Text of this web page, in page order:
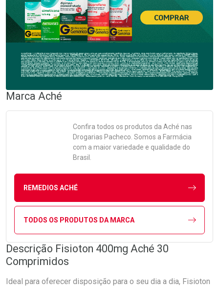
Marca Aché
Confira todos os produtos da Aché nas
Drogarias Pacheco. Somos a Farmácia
com a maior variedade e qualidade do
Brasil.
REMEDIOS ACHÉ
TODOS OS PRODUTOS DA MARCA
Descrição Fisioton 400mg Aché 30
Comprimidos
Ideal para oferecer disposição para o seu dia a dia, Fisioton